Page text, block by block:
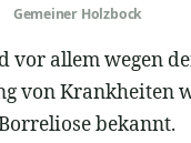
Gemeiner Holzbock
vor allem wegen
von Krankheiten
bekannt.